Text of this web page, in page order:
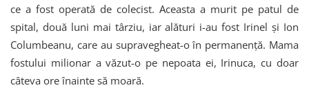
ce a fost operată de colecist. Aceasta a murit pe patul de
spital, două luni mai târziu, iar alături i-au fost Irinel și Ion
Columbeanu, care au supravegheat-o în permanență. Mama
fostului milionar a văzut-o pe nepoata ei, Irinuca, cu doar
câteva ore înainte să moară.